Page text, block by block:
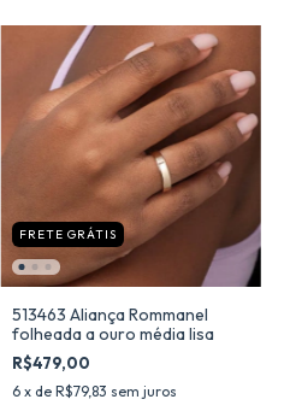
FRETE GRÁTIS
513463 Aliança Rommanel
folheada a ouro média lisa
R$479,00
6 x de R$79,83 sem juros